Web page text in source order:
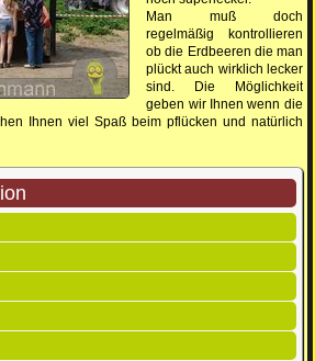
Man muß doch
regelmäßig kontrollieren
ob die Erdbeeren die man
plückt auch wirklich lecker
sind. Die Möglichkeit
geben wir Ihnen wenn die
Ihnen viel Spaß beim pflücken und natürlich